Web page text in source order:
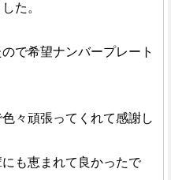
た。
で希望ナンバープレート
々頑張ってくれて感謝し
も恵まれて良かったで